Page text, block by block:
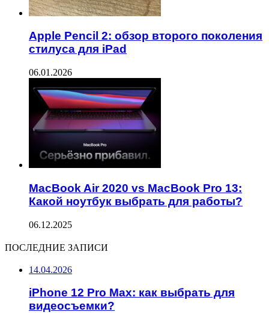
Apple Pencil 2: обзор второго поколения
стилуса для iPad
06.01.2026
MacBook Air 2020 vs MacBook Pro 13:
Какой ноутбук выбрать для работы?
06.12.2025
ПОСЛЕДНИЕ ЗАПИСИ
14.04.2026
iPhone 12 Pro Max: как выбрать для
видеосъемки?